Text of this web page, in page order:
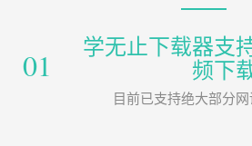
01
学无止下载器支
频下
目前已支持绝大部分